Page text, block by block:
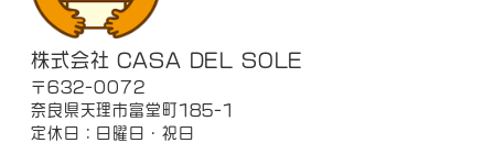
株式会社 CASA DEL SOLE
〒632-0072
奈良県天理市富堂町185-1
定休日：日曜日・祝日